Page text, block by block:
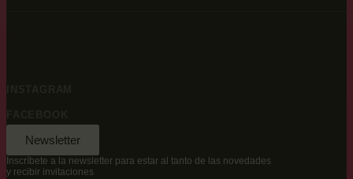
Newsletter
Inscríbete a la newsletter para estar al tanto de las novedades
y recibir invitaciones